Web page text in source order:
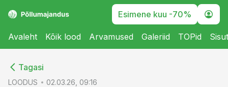
Esimene kuu -70%
Avaleht Kõik lood Arvamused Galeriid TOPid
Tagasi
LOODUS 02.03.26, 09:16